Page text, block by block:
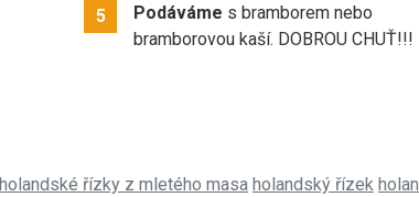
5 Podáváme s bramborem nebo
bramborovou kaší. DOBROU CHUŤ!!!
holandské řízky z mletého masa holandský řízek